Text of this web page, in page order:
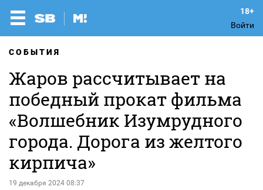
Войти
СОБЫТИЯ
Жаров рассчитывает на
победный прокат фильма
«Волшебник Изумрудного
города. Дорога из желтого
кирпича»
19 декабря 2024 08:37